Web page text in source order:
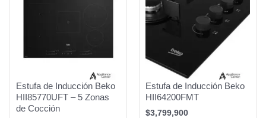
Estufa de Inducción Beko
HII85770UFT – 5 Zonas
de Cocción
Estufa de Inducción Beko
HII64200FMT
$3,799,900